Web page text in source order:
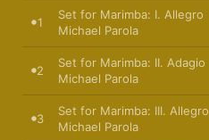
1
Set for Marimba: I. Allegro
Michael Parola
2
Set for Marimba: II. Adagio
Michael Parola
3
Set for Marimba: III. Allegro
Michael Parola